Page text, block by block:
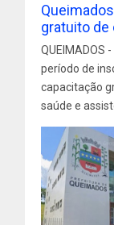
gratuito de
QUEIMADOS
período de
capacitação
saúde e